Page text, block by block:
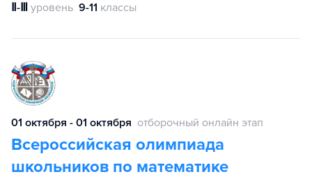
Ⅱ-Ⅲ уровень 9-11 классы
01 октября - 01 октября отборочный онлайн этап
Всероссийская олимпиада
школьников по математике